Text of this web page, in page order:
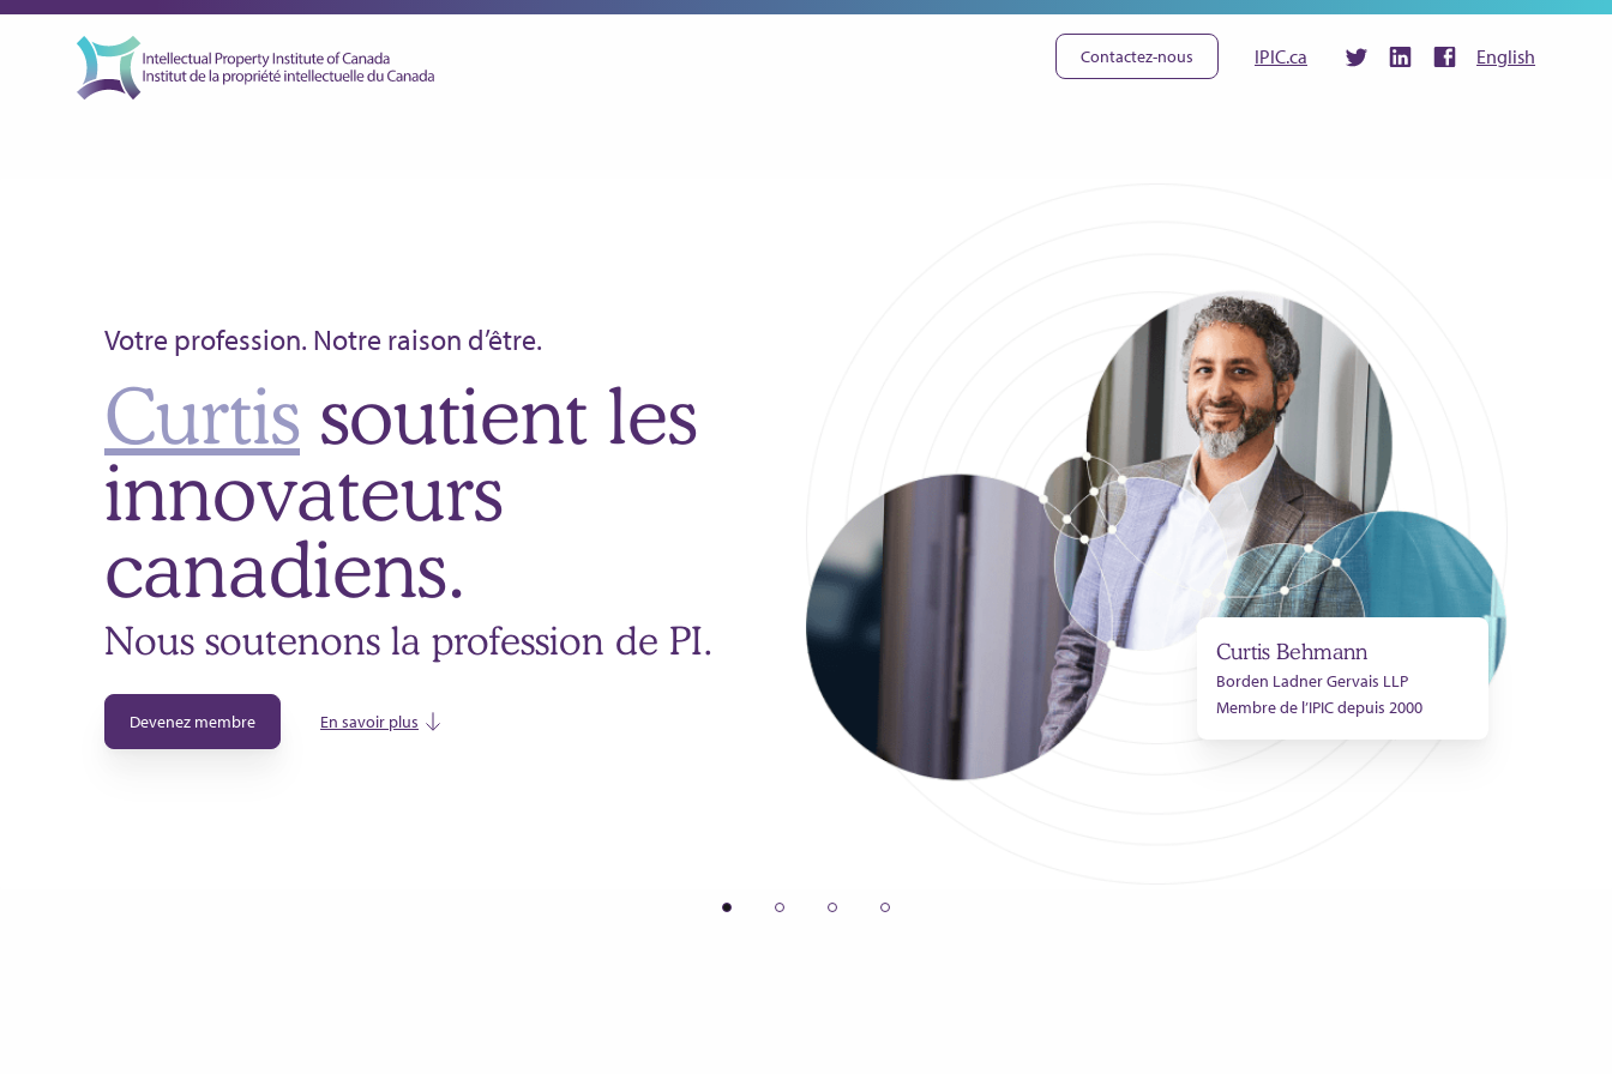
Contactez-nous IPIC.ca English
Votre profession. Notre raison d’être.
Curtis soutient les
innovateurs
canadiens.
Nous soutenons la profession de PI.
Devenez membre En savoir plus
Curtis Behmann
Borden Ladner Gervais LLP
Membre de l’IPIC depuis 2000
Janet
Jamie-Lynn
Louis-Pierre